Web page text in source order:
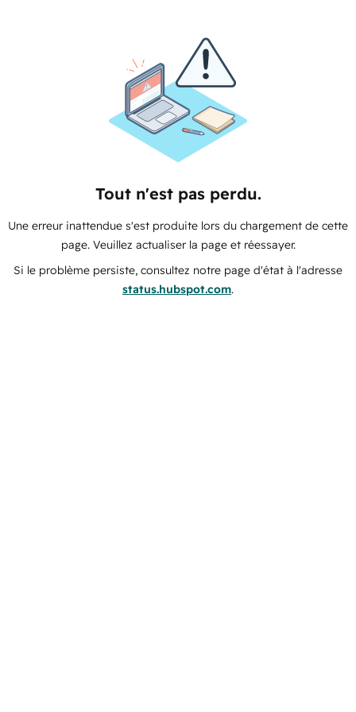
Tout n'est pas perdu.
Une erreur inattendue s'est produite lors du chargement de cette
page. Veuillez actualiser la page et réessayer.
Si le problème persiste, consultez notre page d'état à l'adresse
status.hubspot.com.